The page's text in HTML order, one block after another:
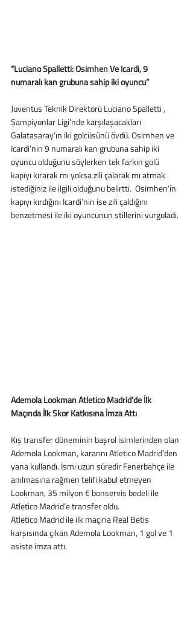
“Luciano Spalletti: Osimhen Ve Icardi, 9
numaralı kan grubuna sahip iki oyuncu”
Juventus Teknik Direktörü Luciano Spalletti ,
Şampiyonlar Ligi’nde karşılaşacakları
Galatasaray’ın iki golcüsünü övdü. Osimhen ve
Icardi’nin 9 numaralı kan grubuna sahip iki
oyuncu olduğunu söylerken tek farkın golü
kapıyı kırarak mı yoksa zili çalarak mı atmak
istediğiniz ile ilgili olduğunu belirtti.  Osimhen’in
kapıyı kırdığını Icardi’nin ise zili çaldığını
benzetmesi ile iki oyuncunun stillerini vurguladı.
Ademola Lookman Atletico Madrid’de İlk
Maçında İlk Skor Katkısına İmza Attı
Kış transfer döneminin başrol isimlerinden olan
Ademola Lookman, kararını Atletico Madrid’den
yana kullandı. İsmi uzun süredir Fenerbahçe ile
anılmasına rağmen telifi kabul etmeyen
Lookman, 35 milyon € bonservis bedeli ile
Atletico Madrid’e transfer oldu.
Atletico Madrid ile ilk maçına Real Betis
karşısında çıkan Ademola Lookman, 1 gol ve 1
asiste imza attı.